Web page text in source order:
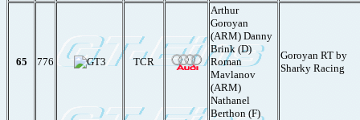
65 776 TCR
Arthur
Goroyan
(ARM) Danny
Brink (D)
Roman
Mavlanov
(ARM)
Nathanel
Berthon (F)
Goroyan RT by
Sharky Racing